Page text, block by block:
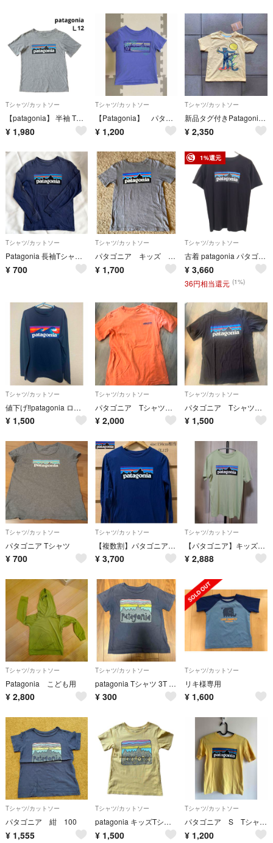
Tシャツ/カットソー
【patagonia】 半袖 Tシャツ トップス グレー
¥ 1,980
Tシャツ/カットソー
【Patagonia】 パタロハ 半袖Tシャツ 3T
¥ 1,200
Tシャツ/カットソー
新品タグ付きPatagonia Tシャツ
¥ 2,350
Tシャツ/カットソー
Patagonia 長袖Tシャツ ネイビー M 140 ロンT 難あり
¥ 700
Tシャツ/カットソー
パタゴニア キッズ ロゴTシャツ S 130
¥ 1,700
1%還元
Tシャツ/カットソー
古着 patagonia パタゴニア 半袖 Tシャツ XXL16-18 ブラック 62153SP21 キッズ
¥ 3,660
36円相当還元 (1%)
Tシャツ/カットソー
値下げ‼️patagonia ロングスリーブシャツ キッズ
¥ 1,500
Tシャツ/カットソー
パタゴニア Tシャツ Sサイズ
¥ 2,000
Tシャツ/カットソー
パタゴニア Tシャツ Sサイズ
¥ 1,500
Tシャツ/カットソー
パタゴニア Tシャツ
¥ 700
Tシャツ/カットソー
【複数割】パタゴニアPatagoniaジュニアロンTネイビー150cm相当L12
¥ 3,700
Tシャツ/カットソー
【パタゴニア】キッズTシャツ
¥ 2,888
Tシャツ/カットソー
Patagonia こども用
¥ 2,800
Tシャツ/カットソー
patagonia Tシャツ 3T ネイビー 半袖
¥ 300
Tシャツ/カットソー
リキ様専用
¥ 1,600
Tシャツ/カットソー
パタゴニア 紺 100
¥ 1,555
Tシャツ/カットソー
patagonia キッズTシャツ 110cm
¥ 1,500
Tシャツ/カットソー
パタゴニア S Tシャツ 7-8才
¥ 1,200